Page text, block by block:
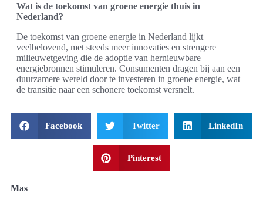
Wat is de toekomst van groene energie thuis in
Nederland?
De toekomst van groene energie in Nederland lijkt
veelbelovend, met steeds meer innovaties en strengere
milieuwetgeving die de adoptie van hernieuwbare
energiebronnen stimuleren. Consumenten dragen bij aan een
duurzamere wereld door te investeren in groene energie, wat
de transitie naar een schonere toekomst versnelt.
Facebook Twitter LinkedIn
Pinterest
Mas